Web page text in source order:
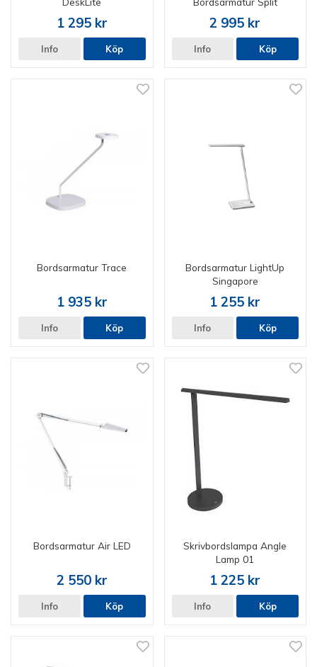
1 295 kr
Info Köp
2 995 kr
Info Köp
Bordsarmatur Trace
1 935 kr
Info Köp
Bordsarmatur LightUp
Singapore
1 255 kr
Info Köp
Bordsarmatur Air LED
2 550 kr
Info Köp
Skrivbordslampa Angle
Lamp 01
1 225 kr
Info Köp